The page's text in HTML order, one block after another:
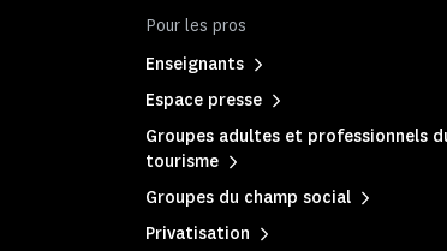
Pour les pros
Enseignants
Espace presse
Groupes adultes et professionnels
tourisme
Groupes du champ social
Privatisation